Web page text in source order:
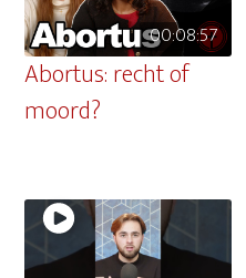
00:08:57
Abortus: recht of
moord?